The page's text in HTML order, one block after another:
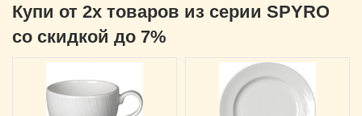
Купи от 2х товаров из серии SPYRO
со скидкой до 7%